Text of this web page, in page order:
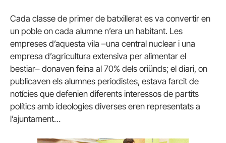
Cada classe de primer de batxillerat es va convertir en
un poble on cada alumne n’era un habitant. Les
empreses d’aquesta vila –una central nuclear i una
empresa d’agricultura extensiva per alimentar el
bestiar– donaven feina al 70% dels oriünds; el diari, on
publicaven els alumnes periodistes, estava farcit de
notícies que defenien diferents interessos de partits
polítics amb ideologies diverses eren representats a
l’ajuntament…